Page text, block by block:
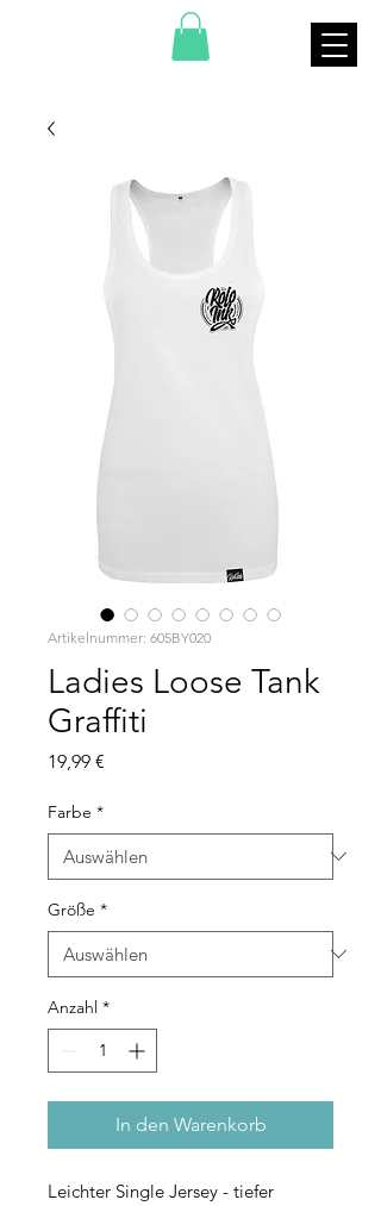
Artikelnummer: 605BY020
Ladies Loose Tank
Graffiti
19,99 €
Farbe *
Größe *
Anzahl *
In den Warenkorb
Leichter Single Jersey - tiefer